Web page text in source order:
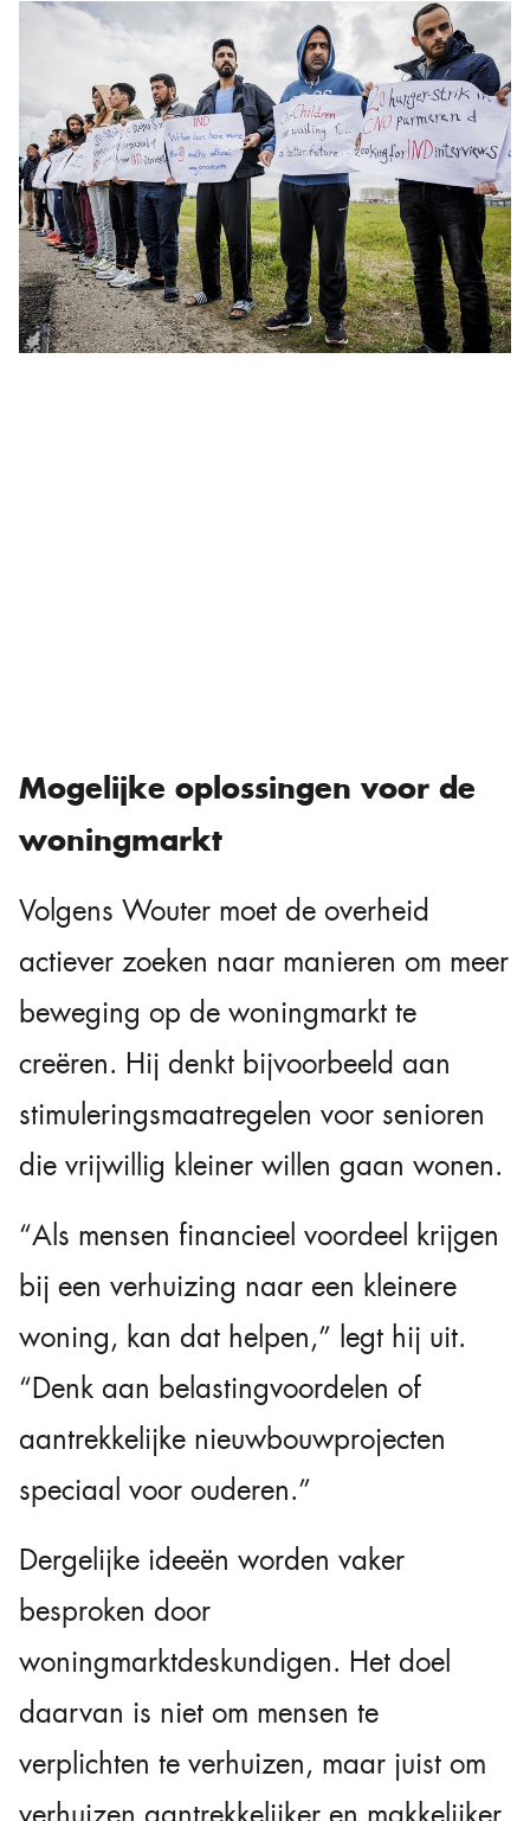
Mogelijke oplossingen voor de
woningmarkt
Volgens Wouter moet de overheid
actiever zoeken naar manieren om meer
beweging op de woningmarkt te
creëren. Hij denkt bijvoorbeeld aan
stimuleringsmaatregelen voor senioren
die vrijwillig kleiner willen gaan wonen.
“Als mensen financieel voordeel krijgen
bij een verhuizing naar een kleinere
woning, kan dat helpen,” legt hij uit.
“Denk aan belastingvoordelen of
aantrekkelijke nieuwbouwprojecten
speciaal voor ouderen.”
Dergelijke ideeën worden vaker
besproken door
woningmarktdeskundigen. Het doel
daarvan is niet om mensen te
verplichten te verhuizen, maar juist om